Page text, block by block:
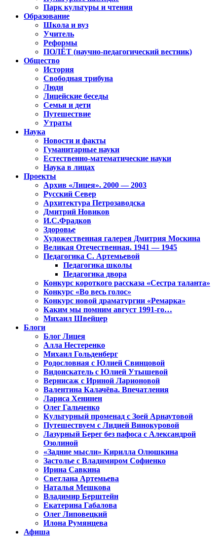
Парк культуры и чтения
Образование
Школа и вуз
Учитель
Реформы
ПОЛЁТ (научно-педагогический вестник)
Общество
История
Свободная трибуна
Люди
Лицейские беседы
Семья и дети
Путешествие
Утраты
Наука
Новости и факты
Гуманитарные науки
Естественно-математические науки
Наука в лицах
Проекты
Архив «Лицея». 2000 — 2003
Русский Север
Архитектура Петрозаводска
Дмитрий Новиков
И.С.Фрадков
Здоровье
Художественная галерея Дмитрия Москина
Великая Отечественная. 1941 — 1945
Педагогика С. Артемьевой
Педагогика школы
Педагогика двора
Конкурс короткого рассказа «Сестра таланта»
Конкурс «Во весь голос»
Конкурс новой драматургии «Ремарка»
Каким мы помним август 1991-го…
Михаил Швейцер
Блоги
Блог Лицея
Алла Нестеренко
Михаил Гольденберг
Родословная с Юлией Свинцовой
Видоискатель с Юлией Утышевой
Вернисаж с Ириной Ларионовой
Валентина Калачёва. Впечатления
Лариса Хенинен
Олег Гальченко
Культурный променад с Зоей Арнаутовой
Путешествуем с Лидией Винокуровой
Лазурный Берег без пафоса с Александрой
Озолиной
«Задние мысли» Кирилла Олюшкина
Застолье с Владимиром Софиенко
Ирина Савкина
Светлана Артемьева
Наталья Мешкова
Владимир Берштейн
Екатерина Габалова
Олег Липовецкий
Илона Румянцева
Афиша